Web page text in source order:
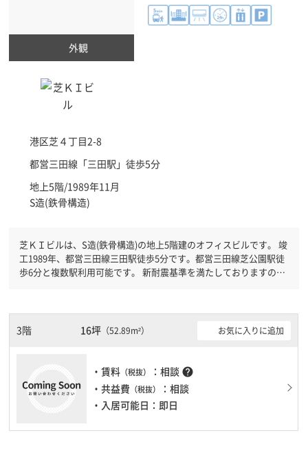
外観
港区芝４丁目2-8
都営三田線「三田駅 」徒歩5分
地上5階/1989年11月
S造(鉄骨構造)
芝ＫＩビルは、S造(鉄骨構造)の地上5階建のオフィスビルです。 竣
工1989年、都営三田線三田駅徒歩5分です。都営三田線芝公園駅徒
歩6分と複数駅利用可能です。 新耐震基準を満たしておりますの
で、車の必要なお客様には必見です。
3階 16坪（52.89m²） お気に入りに追加
・賃料 （税抜） ：相談 help
・共益費 （税抜）
：相談
・入居可能日：即日